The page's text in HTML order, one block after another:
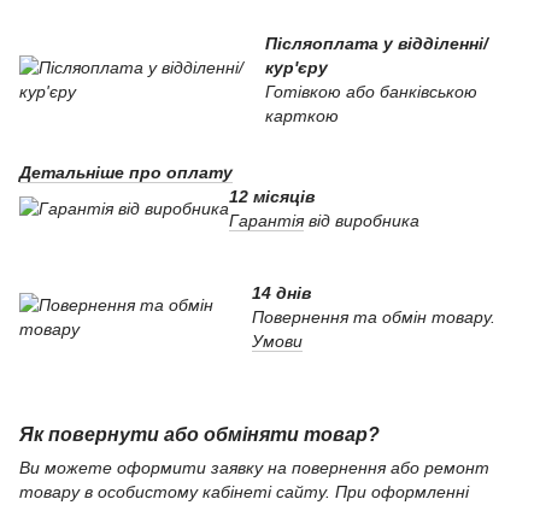
Післяоплата у відділенні/
кур'єру
Готівкою або банківською
карткою
Детальніше про оплату
12 місяців
Гарантія від виробника
14 днів
Повернення та обмін товару.
Умови
Як повернути або обміняти товар?
Ви можете оформити заявку на повернення або ремонт
товару в особистому кабінеті сайту. При оформленні